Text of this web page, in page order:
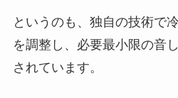
というのも、独自の技術で
を調整し、必要最小限の音
されています。